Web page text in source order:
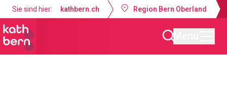
Sie sind hier: kathbern.ch Region Bern Oberland